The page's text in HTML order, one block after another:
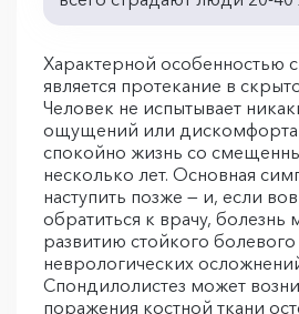
Характерной особенностью
является протекание в
Человек не испытывает
ощущений или
спокойно жизнь со
несколько лет. Основная
наступить позже — и, если
обратиться к врачу, болезнь
развитию стойкого
неврологических
Спондилолистез может
поражения костной ткани